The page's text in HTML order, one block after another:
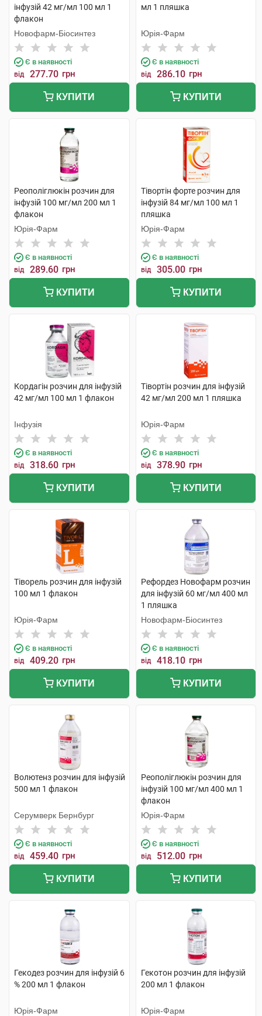
інфузій 42 мг/мл 100 мл 1
флакон
Новофарм-Біосинтез
Є в наявності
від 277.70 грн
КУПИТИ
мл 1 пляшка
Юрія-Фарм
Є в наявності
від 286.10 грн
КУПИТИ
Реополіглюкін розчин для
інфузій 100 мг/мл 200 мл 1
флакон
Юрія-Фарм
Є в наявності
від 289.60 грн
КУПИТИ
Тівортін форте розчин для
інфузій 84 мг/мл 100 мл 1
пляшка
Юрія-Фарм
Є в наявності
від 305.00 грн
КУПИТИ
Кордагін розчин для інфузій
42 мг/мл 100 мл 1 флакон
Інфузія
Є в наявності
від 318.60 грн
КУПИТИ
Тівортін розчин для інфузій
42 мг/мл 200 мл 1 пляшка
Юрія-Фарм
Є в наявності
від 378.90 грн
КУПИТИ
Тіворель розчин для інфузій
100 мл 1 флакон
Юрія-Фарм
Є в наявності
від 409.20 грн
КУПИТИ
Рефордез Новофарм розчин
для інфузій 60 мг/мл 400 мл
1 пляшка
Новофарм-Біосинтез
Є в наявності
від 418.10 грн
КУПИТИ
Волютенз розчин для інфузій
500 мл 1 флакон
Серумверк Бернбург
Є в наявності
від 459.40 грн
КУПИТИ
Реополіглюкін розчин для
інфузій 100 мг/мл 400 мл 1
флакон
Юрія-Фарм
Є в наявності
від 512.00 грн
КУПИТИ
Гекодез розчин для інфузій 6
% 200 мл 1 флакон
Юрія-Фарм
Гекотон розчин для інфузій
200 мл 1 флакон
Юрія-Фарм